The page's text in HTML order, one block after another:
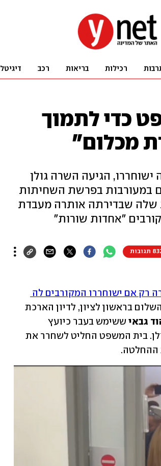
רכילות בריאות רכב דיגיטל
כדי לתמוך
מכלום"
הגיעה השרה גולן
במעורבות בפרשת השחיתות
שלה שבדירתה אותרה מעבדת
"אחדות שורות"
תגובות
גבאי
ההחלטה.